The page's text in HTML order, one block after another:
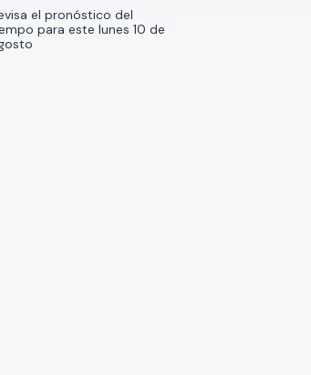
el pronóstico del
para este lunes 10 de